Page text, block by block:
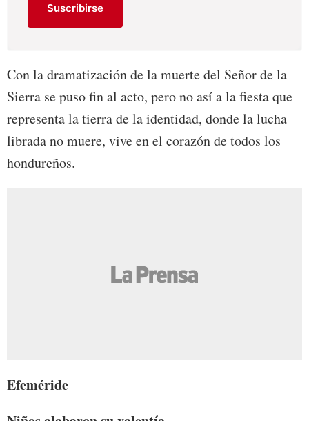
Suscribirse
Con la dramatización de la muerte del Señor de la
Sierra se puso fin al acto, pero no así a la fiesta que
representa la tierra de la identidad, donde la lucha
librada no muere, vive en el corazón de todos los
hondureños.
Efeméride